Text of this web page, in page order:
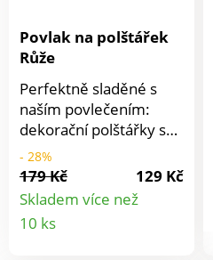
Povlak na polštářek
Růže
Perfektně sladěné s
naším povlečením:
dekorační polštářky se
žlutými růžemi a
motýlky - měkké a
hebké jako samet! Se
zapínáním na zip.
- 28%
179 Kč
129 Kč
Skladem více než
10 ks